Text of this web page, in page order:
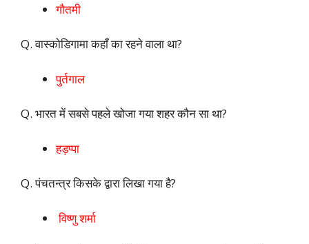
गौतमी
Q. वास्कोडिगामा कहाँ का रहने वाला था?
पुर्तगाल
Q. भारत में सबसे पहले खोजा गया शहर कौन सा था?
हड़प्पा
Q. पंचतन्त्र किसके द्वारा लिखा गया है?
विष्णु शर्मा